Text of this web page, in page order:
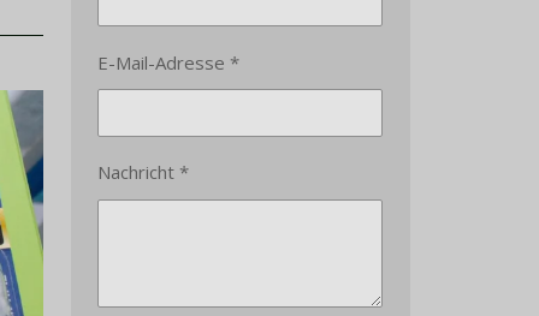
E-Mail-Adresse *
Nachricht *